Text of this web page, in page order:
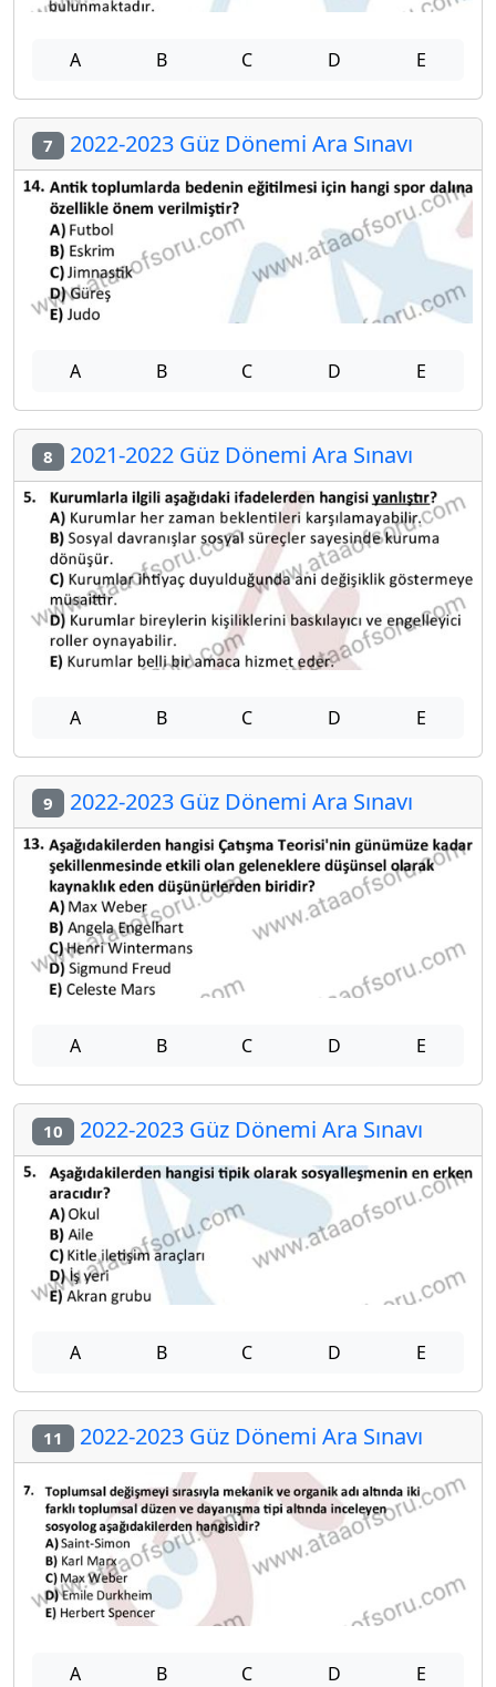
A B C D E
7 2022-2023 Güz Dönemi Ara Sınavı
A B C D E
8 2021-2022 Güz Dönemi Ara Sınavı
A B C D E
9 2022-2023 Güz Dönemi Ara Sınavı
A B C D E
10 2022-2023 Güz Dönemi Ara Sınavı
A B C D E
11 2022-2023 Güz Dönemi Ara Sınavı
A B C D E